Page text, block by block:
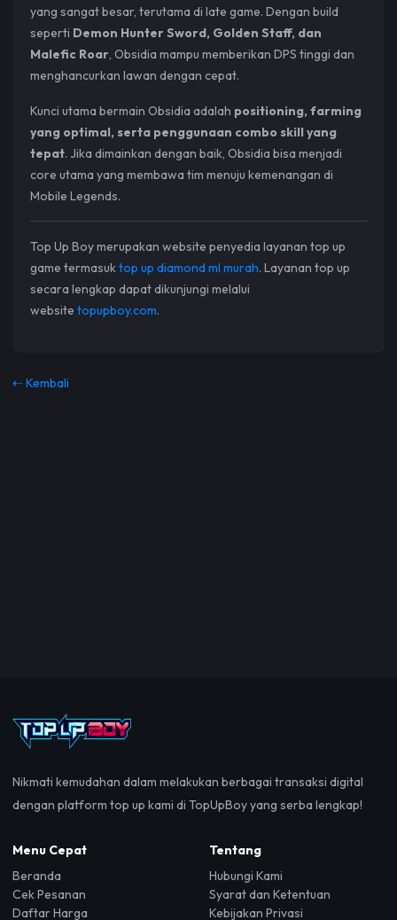
yang sangat besar, terutama di late game. Dengan build
seperti Demon Hunter Sword, Golden Staff, dan
Malefic Roar, Obsidia mampu memberikan DPS tinggi dan
menghancurkan lawan dengan cepat.
Kunci utama bermain Obsidia adalah positioning, farming
yang optimal, serta penggunaan combo skill yang
tepat. Jika dimainkan dengan baik, Obsidia bisa menjadi
core utama yang membawa tim menuju kemenangan di
Mobile Legends.
Top Up Boy merupakan website penyedia layanan top up
game termasuktop up diamond ml murah. Layanan top up
secara lengkap dapat dikunjungi melalui
website topupboy.com.
⇠ Kembali
Nikmati kemudahan dalam melakukan berbagai transaksi digital
dengan platform top up kami di TopUpBoy yang serba lengkap!
Menu Cepat
Beranda
Cek Pesanan
Daftar Harga
Tentang
Hubungi Kami
Syarat dan Ketentuan
Kebijakan Privasi